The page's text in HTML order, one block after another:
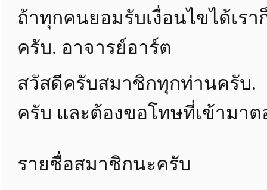
ถ้าทุกคนยอมรับเงื่อนไขได้เร
ครับ. อาจารย์อาร์ต
สวัสดีครับสมาชิกทุกท่านครับ
ครับ และต้องขอโทษที่เข้ามา
รายชื่อสมาชิกนะครับ